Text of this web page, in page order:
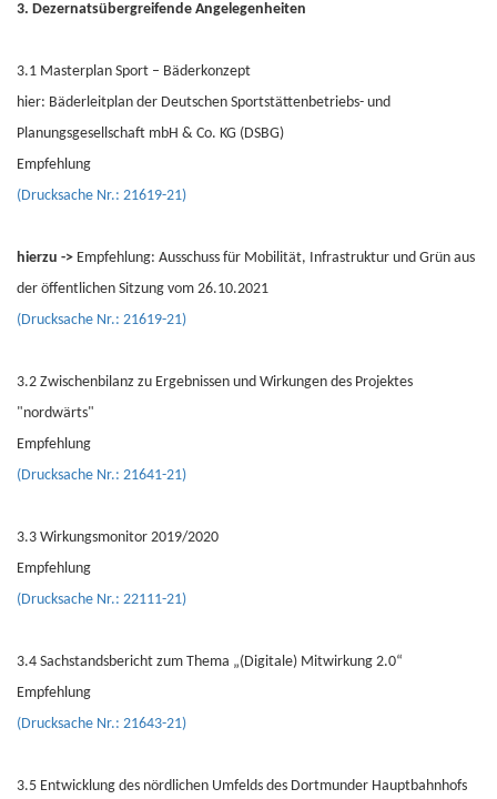
3. Dezernatsübergreifende Angelegenheiten
3.1 Masterplan Sport – Bäderkonzept
hier: Bäderleitplan der Deutschen Sportstättenbetriebs- und
Planungsgesellschaft mbH & Co. KG (DSBG)
Empfehlung
(Drucksache Nr.: 21619-21)
hierzu -> Empfehlung: Ausschuss für Mobilität, Infrastruktur und Grün aus
der öffentlichen Sitzung vom 26.10.2021
(Drucksache Nr.: 21619-21)
3.2 Zwischenbilanz zu Ergebnissen und Wirkungen des Projektes
"nordwärts"
Empfehlung
(Drucksache Nr.: 21641-21)
3.3 Wirkungsmonitor 2019/2020
Empfehlung
(Drucksache Nr.: 22111-21)
3.4 Sachstandsbericht zum Thema „(Digitale) Mitwirkung 2.0“
Empfehlung
(Drucksache Nr.: 21643-21)
3.5 Entwicklung des nördlichen Umfelds des Dortmunder Hauptbahnhofs